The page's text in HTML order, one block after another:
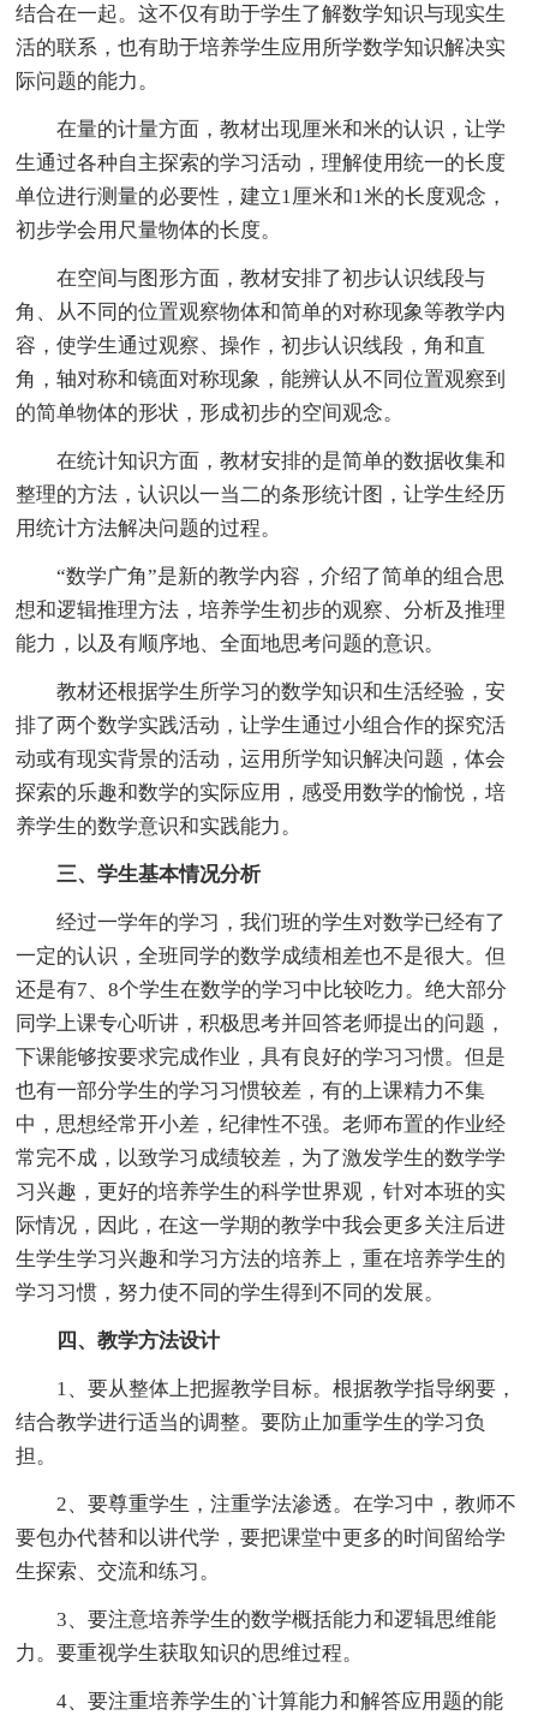
结合在一起。这不仅有助于学生了解数学知识与现实生
活的联系，也有助于培养学生应用所学数学知识解决实
际问题的能力。
在量的计量方面，教材出现厘米和米的认识，让学
生通过各种自主探索的学习活动，理解使用统一的长度
单位进行测量的必要性，建立1厘米和1米的长度观念，
初步学会用尺量物体的长度。
在空间与图形方面，教材安排了初步认识线段与
角、从不同的位置观察物体和简单的对称现象等教学内
容，使学生通过观察、操作，初步认识线段，角和直
角，轴对称和镜面对称现象，能辨认从不同位置观察到
的简单物体的形状，形成初步的空间观念。
在统计知识方面，教材安排的是简单的数据收集和
整理的方法，认识以一当二的条形统计图，让学生经历
用统计方法解决问题的过程。
“数学广角”是新的教学内容，介绍了简单的组合思
想和逻辑推理方法，培养学生初步的观察、分析及推理
能力，以及有顺序地、全面地思考问题的意识。
教材还根据学生所学习的数学知识和生活经验，安
排了两个数学实践活动，让学生通过小组合作的探究活
动或有现实背景的活动，运用所学知识解决问题，体会
探索的乐趣和数学的实际应用，感受用数学的愉悦，培
养学生的数学意识和实践能力。
三、学生基本情况分析
经过一学年的学习，我们班的学生对数学已经有了
一定的认识，全班同学的数学成绩相差也不是很大。但
还是有7、8个学生在数学的学习中比较吃力。绝大部分
同学上课专心听讲，积极思考并回答老师提出的问题，
下课能够按要求完成作业，具有良好的学习习惯。但是
也有一部分学生的学习习惯较差，有的上课精力不集
中，思想经常开小差，纪律性不强。老师布置的作业经
常完不成，以致学习成绩较差，为了激发学生的数学学
习兴趣，更好的培养学生的科学世界观，针对本班的实
际情况，因此，在这一学期的教学中我会更多关注后进
生学生学习兴趣和学习方法的培养上，重在培养学生的
学习习惯，努力使不同的学生得到不同的发展。
四、教学方法设计
1、要从整体上把握教学目标。根据教学指导纲要，
结合教学进行适当的调整。要防止加重学生的学习负
担。
2、要尊重学生，注重学法渗透。在学习中，教师不
要包办代替和以讲代学，要把课堂中更多的时间留给学
生探索、交流和练习。
3、要注意培养学生的数学概括能力和逻辑思维能
力。要重视学生获取知识的思维过程。
4、要注重培养学生的`计算能力和解答应用题的能